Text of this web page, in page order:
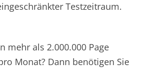
Testzeitraum.
mehr als 2.000.000 Page
Monat? Dann benötigen Sie